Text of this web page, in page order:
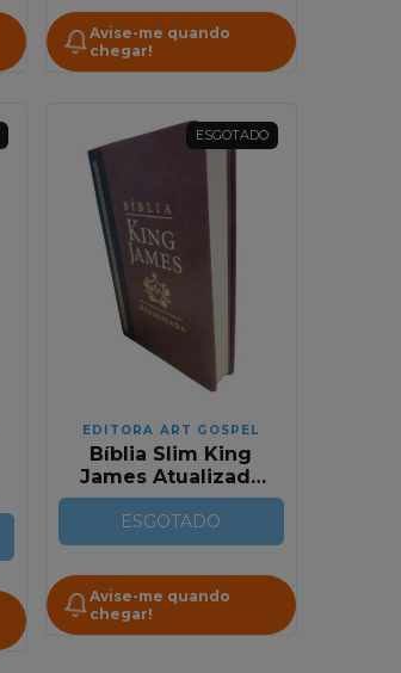
Avise-me quando
chegar!
ESGOTADO
EDITORA ART GOSPEL
Bíblia Slim King
James Atualizada
Capa Luxo
Marrom/Preta
ESGOTADO
Avise-me quando
chegar!